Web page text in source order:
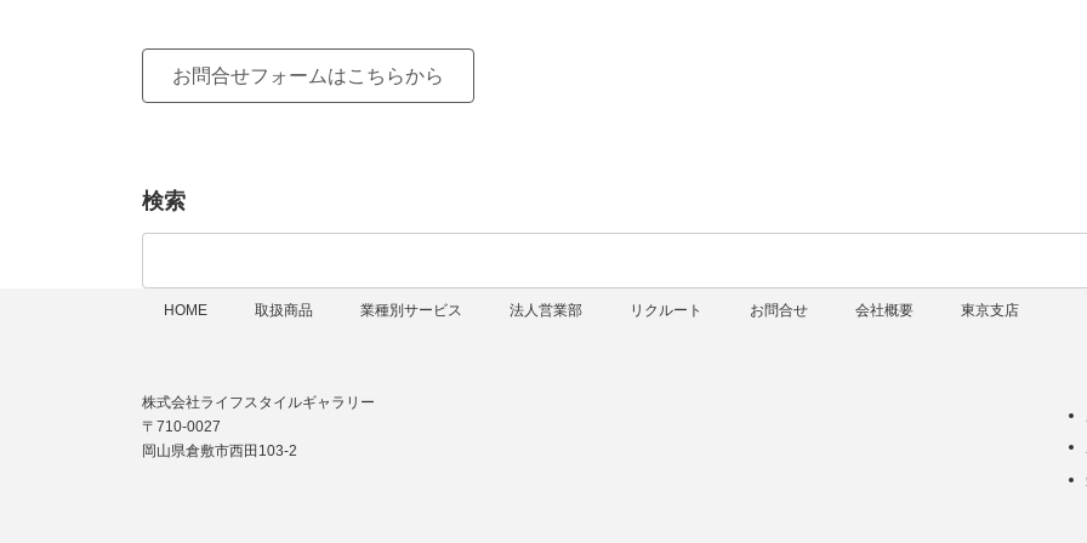
お問合せフォームはこちらから
検索
HOME 取扱商品 業種別サービス 法人営業部 リクルート お問合せ 会社概要 東京支店
株式会社ライフスタイルギャラリー
〒710-0027
岡山県倉敷市西田103-2